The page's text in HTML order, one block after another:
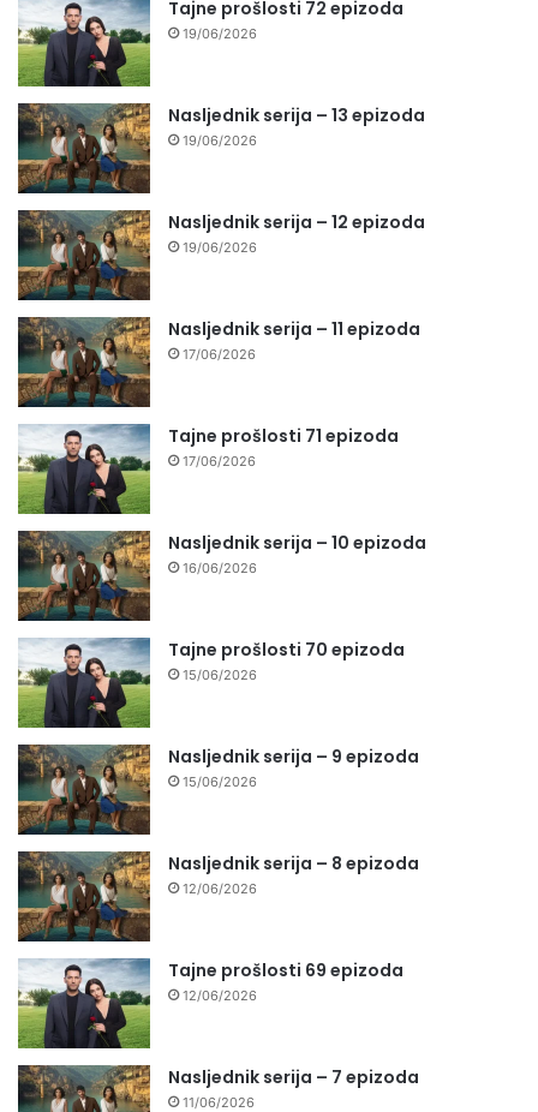
Tajne prošlosti 72 epizoda
19/06/2026
Nasljednik serija – 13 epizoda
19/06/2026
Nasljednik serija – 12 epizoda
19/06/2026
Nasljednik serija – 11 epizoda
17/06/2026
Tajne prošlosti 71 epizoda
17/06/2026
Nasljednik serija – 10 epizoda
16/06/2026
Tajne prošlosti 70 epizoda
15/06/2026
Nasljednik serija – 9 epizoda
15/06/2026
Nasljednik serija – 8 epizoda
12/06/2026
Tajne prošlosti 69 epizoda
12/06/2026
Nasljednik serija – 7 epizoda
11/06/2026